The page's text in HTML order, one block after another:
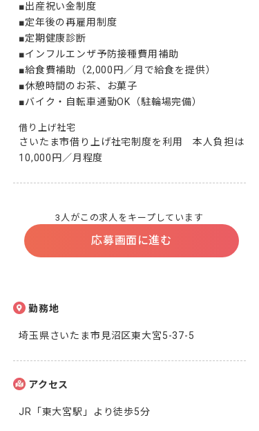
■出産祝い金制度
■定年後の再雇用制度
■定期健康診断
■インフルエンザ予防接種費用補助
■給食費補助（2,000円／月で給食を提供）
■休憩時間のお茶、お菓子
■バイク・自転車通勤OK（駐輪場完備）
借り上げ社宅
さいたま市借り上げ社宅制度を利用　本人負担は
10,000円／月程度
3人がこの求人をキープしています
応募画面に進む
勤務地
埼玉県さいたま市見沼区東大宮5-37-5
アクセス
JR「東大宮駅」より徒歩5分